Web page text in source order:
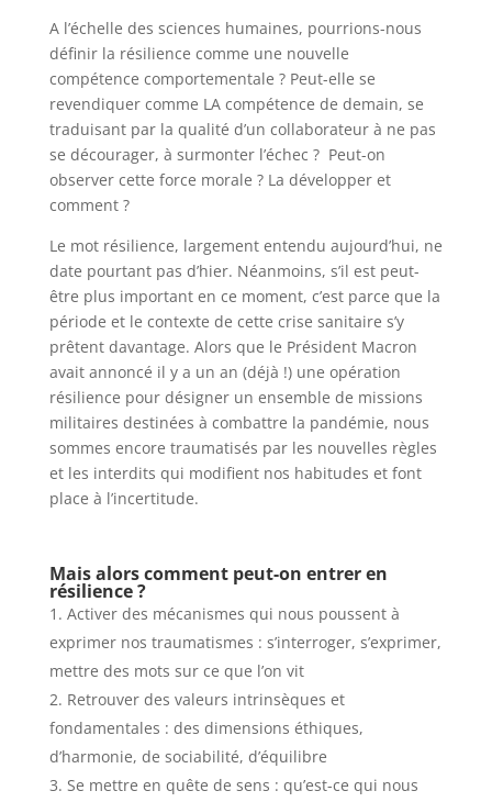
A l’échelle des sciences humaines, pourrions-nous
définir la résilience comme une nouvelle
compétence comportementale ? Peut-elle se
revendiquer comme LA compétence de demain, se
traduisant par la qualité d’un collaborateur à ne pas
se décourager, à surmonter l’échec ? Peut-on
observer cette force morale ? La développer et
comment ?
Le mot résilience, largement entendu aujourd’hui, ne
date pourtant pas d’hier. Néanmoins, s’il est peut-
être plus important en ce moment, c’est parce que la
période et le contexte de cette crise sanitaire s’y
prêtent davantage. Alors que le Président Macron
avait annoncé il y a un an (déjà !) une opération
résilience pour désigner un ensemble de missions
militaires destinées à combattre la pandémie, nous
sommes encore traumatisés par les nouvelles règles
et les interdits qui modifient nos habitudes et font
place à l’incertitude.
Mais alorscomment peut-on entrer en
résilience ?
Activer des mécanismes qui nous poussent à
exprimer nos traumatismes : s’interroger, s’exprimer,
mettre des mots sur ce que l’on vit
Retrouver des valeurs intrinsèques et
fondamentales : des dimensions éthiques,
d’harmonie, de sociabilité, d’équilibre
Se mettre en quête de sens : qu’est-ce qui nous